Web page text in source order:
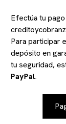
Efectúa tu
Para participar
depósito en
tu seguridad,
PayPal.